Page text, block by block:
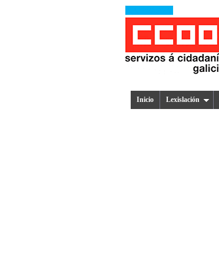
Inicio Lexislación